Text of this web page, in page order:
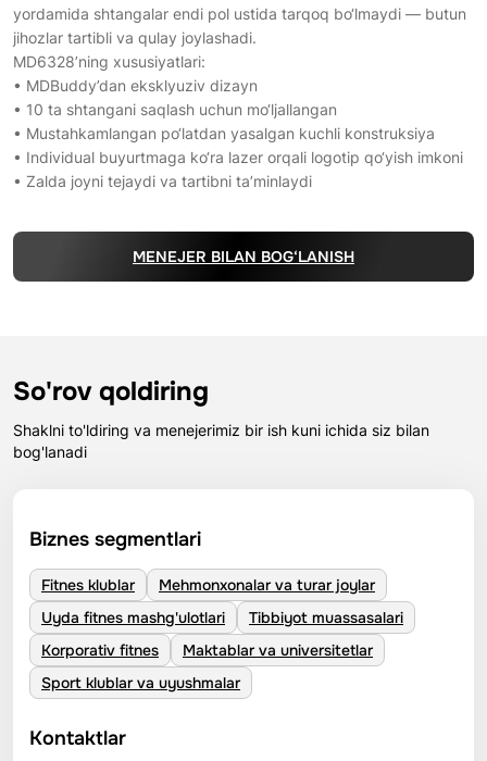
yordamida shtangalar endi pol ustida tarqoq bo‘lmaydi — butun
jihozlar tartibli va qulay joylashadi.
MD6328’ning xususiyatlari:
• MDBuddy’dan eksklyuziv dizayn
• 10 ta shtangani saqlash uchun mo‘ljallangan
• Mustahkamlangan po‘latdan yasalgan kuchli konstruksiya
• Individual buyurtmaga ko‘ra lazer orqali logotip qo‘yish imkoni
• Zalda joyni tejaydi va tartibni ta’minlaydi
MENEJER BILAN BOG‘LANISH
So'rov qoldiring
Shaklni to'ldiring va menejerimiz bir ish kuni ichida siz bilan
bog'lanadi
Biznes segmentlari
Fitnes klublar
Mehmonxonalar va turar joylar
Uyda fitnes mashg'ulotlari
Tibbiyot muassasalari
Korporativ fitnes
Maktablar va universitetlar
Sport klublar va uyushmalar
Kontaktlar